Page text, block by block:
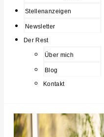
Stellenanzeigen
Newsletter
Der Rest
Über mich
Blog
Kontakt